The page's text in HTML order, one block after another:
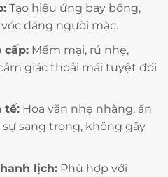
Tạo hiệu ứng bay bổng,
dáng người mặc.
cấp:Mềm mại, rủ nhẹ,
giác thoải mái tuyệt đối
tế:Hoa văn nhẹ nhàng, ẩn
sự sang trọng, không gây
lịch:Phù hợp với